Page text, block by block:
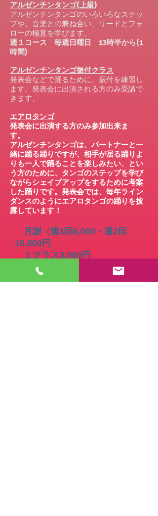
アルゼンチンタンゴ(上級)
アルゼンチンタンゴのいろいろなステッ
プや、音楽との兼ね合い、リードとフォ
ローの極意を学びます。
週１コース 毎週日曜日 13時半から(1
時間)
アルゼンチンタンゴ振付クラス
発表会などで踊るために、振付を練習し
ます。発表会に出演される方のみ受講で
きます。
エアロタンゴ
発表会に出演する方のみ参加出来ま
す。
アルゼンチンタンゴは、パートナーと一
緒に踊る踊りですが、相手が居る踊りよ
りも一人で踊ることを楽しみたい、とい
う方のために、タンゴのステップを学び
ながらシェイプアップをするために考案
した踊りです。発表会では、毎年ライン
ダンスのようにエアロタンゴの踊りを披
露しています！
月謝（週1回8,000・週2回
10,000円
１クラス3,000円